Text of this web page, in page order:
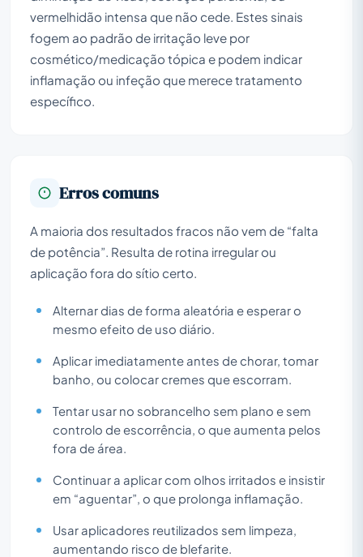
vermelhidão intensa que não cede. Estes sinais
fogem ao padrão de irritação leve por
cosmético/medicação tópica e podem indicar
inflamação ou infeção que merece tratamento
específico.
Erros comuns
A maioria dos resultados fracos não vem de “falta
de potência”. Resulta de rotina irregular ou
aplicação fora do sítio certo.
Alternar dias de forma aleatória e esperar o
mesmo efeito de uso diário.
Aplicar imediatamente antes de chorar, tomar
banho, ou colocar cremes que escorram.
Tentar usar no sobrancelho sem plano e sem
controlo de escorrência, o que aumenta pelos
fora de área.
Continuar a aplicar com olhos irritados e insistir
em “aguentar”, o que prolonga inflamação.
Usar aplicadores reutilizados sem limpeza,
aumentando risco de blefarite.